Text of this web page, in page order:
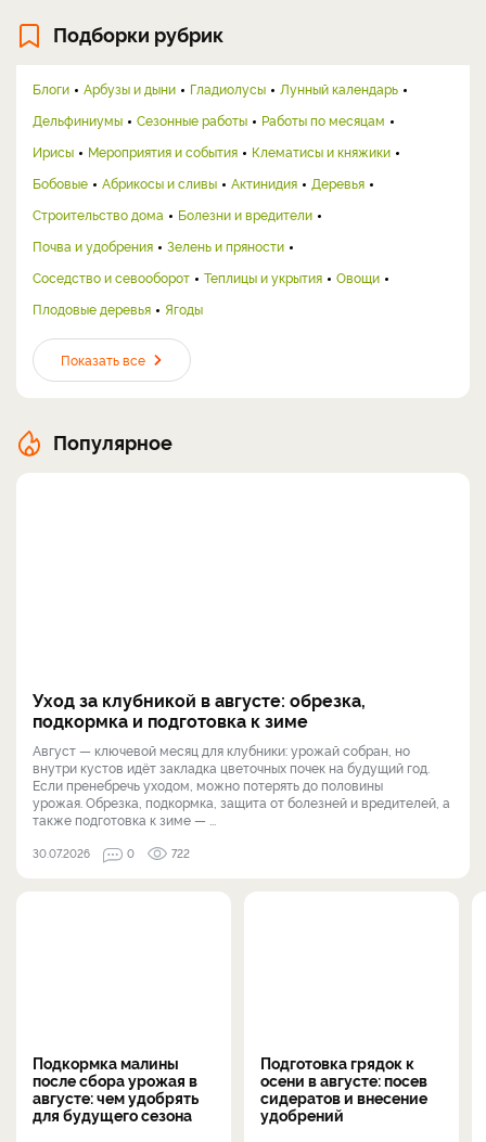
Подборки рубрик
Блоги Арбузы и дыни Гладиолусы
Лунный календарь
Дельфиниумы
Сезонные работы
Работы по месяцам
Ирисы
Мероприятия и события
Клематисы и княжики
Бобовые
Абрикосы и сливы Актинидия
Деревья
Строительство дома
Болезни и вредители
Почва и удобрения
Зелень и пряности
Соседство и севооборот
Теплицы и укрытия
Овощи
Плодовые деревья
Ягоды
Показать все
Популярное
Уход за клубникой в августе: обрезка,
подкормка и подготовка к зиме
Август — ключевой месяц для клубники: урожай собран, но
внутри кустов идёт закладка цветочных почек на будущий год.
Если пренебречь уходом, можно потерять до половины
урожая. Обрезка, подкормка, защита от болезней и вредителей, а
также подготовка к зиме — ...
30.07.2026 0 722
Подкормка малины
после сбора урожая в
августе: чем удобрять
для будущего сезона
Подготовка грядок к
осени в августе: посев
сидератов и внесение
удобрений